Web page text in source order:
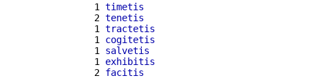
  1
timetis
  2
tenetis
  1
tractetis
  1
cogitetis
  1
salvetis
  1
exhibitis
  2
facitis